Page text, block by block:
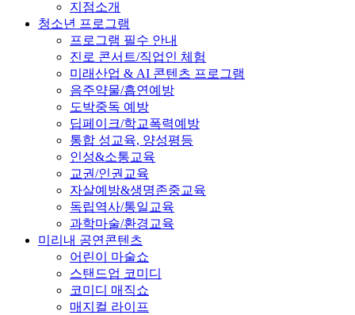
지점소개
청소년 프로그램
프로그램 필수 안내
진로 콘서트/직업인 체험
미래산업 & AI 콘텐츠 프로그램
음주약물/흡연예방
도박중독 예방
딥페이크/학교폭력예방
통합 성교육, 양성평등
인성&소통교육
교권/인권교육
자살예방&생명존중교육
독립역사/통일교육
과학마술/환경교육
미리내 공연콘텐츠
어린이 마술쇼
스탠드업 코미디
코미디 매직쇼
매지컬 라이프